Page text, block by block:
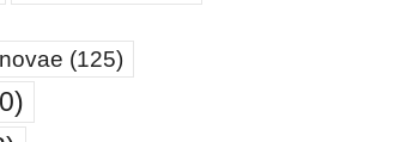
(125)